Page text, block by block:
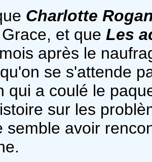
Charlotte
et que Les
après le
se s'attende
qui a coulé le
sur les
semble avoir